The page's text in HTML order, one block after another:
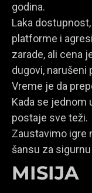
godina.
Laka
platforme i
zarade, ali cena
dugovi, narušeni
Vreme je da
Kada se jednom
postaje sve teži.
Zaustavimo igre
šansu za
MISIJA